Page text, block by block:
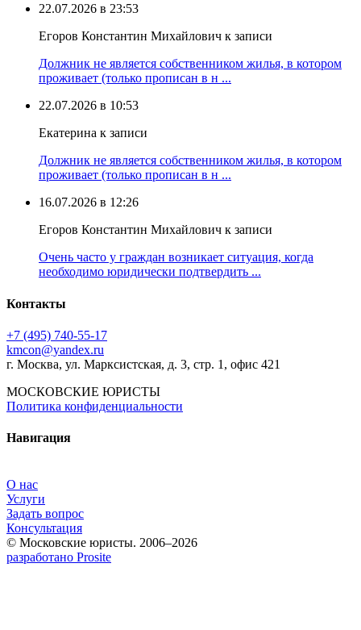
22.07.2026 в 23:53
Егоров Константин Михайлович к записи
Должник не является собственником жилья, в котором
проживает (только прописан в н ...
22.07.2026 в 10:53
Екатерина к записи
Должник не является собственником жилья, в котором
проживает (только прописан в н ...
16.07.2026 в 12:26
Егоров Константин Михайлович к записи
Очень часто у граждан возникает ситуация, когда
необходимо юридически подтвердить ...
Контакты
+7 (495) 740‑55‑17
kmcon@yandex.ru
г. Москва, ул. Марксистская, д. 3, стр. 1, офис 421
МОСКОВСКИЕ ЮРИСТЫ
Политика конфиденциальности
Навигация
О нас
Услуги
Задать вопрос
Консультация
© Московские юристы. 2006–2026
разработано Prosite